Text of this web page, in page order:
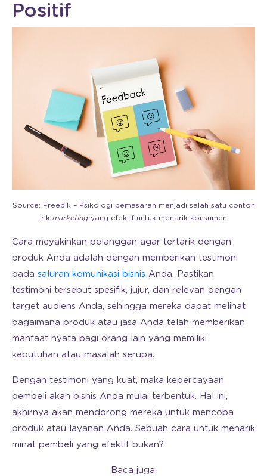
Positif
Source: Freepik – Psikologi pemasaran menjadi salah satu contoh
trik marketing yang efektif untuk menarik konsumen.
Cara meyakinkan pelanggan agar tertarik dengan
produk Anda adalah dengan memberikan testimoni
pada saluran komunikasi bisnis Anda. Pastikan
testimoni tersebut spesifik, jujur, dan relevan dengan
target audiens Anda, sehingga mereka dapat melihat
bagaimana produk atau jasa Anda telah memberikan
manfaat nyata bagi orang lain yang memiliki
kebutuhan atau masalah serupa.
Dengan testimoni yang kuat, maka kepercayaan
pembeli akan bisnis Anda mulai terbentuk. Hal ini,
akhirnya akan mendorong mereka untuk mencoba
produk atau layanan Anda. Sebuah cara untuk menarik
minat pembeli yang efektif bukan?
Baca juga: